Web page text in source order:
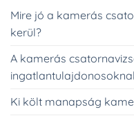
Mire jó a kamerás
kerül?
A kamerás
Ki költ manapság